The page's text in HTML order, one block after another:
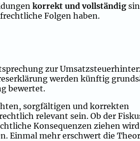
korrekt und vollständig
Folgen haben.
zur
werden künftig
bewertet.
sorgfältigen und korrekten
relevant sein. Ob der
Konsequenzen ziehen
Einmal mehr erschwert die